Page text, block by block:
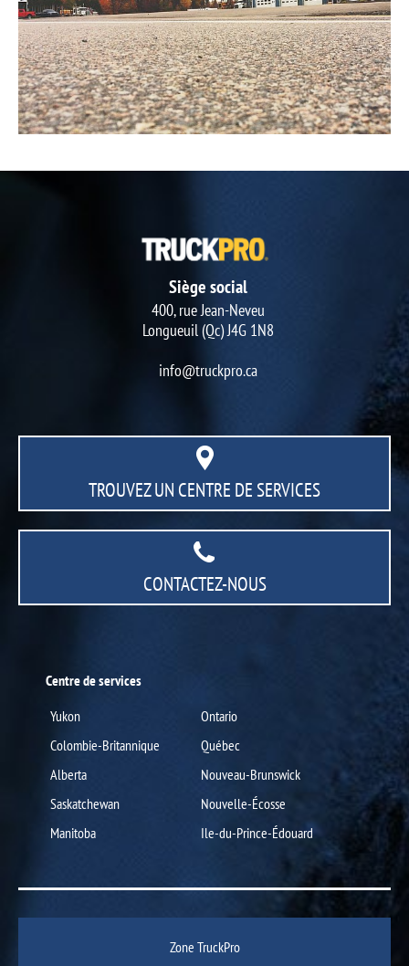
Siège social
400, rue Jean-Neveu
Longueuil (Qc) J4G 1N8
info@truckpro.ca
TROUVEZ UN CENTRE DE SERVICES
CONTACTEZ-NOUS
Centre de services
Yukon
Colombie-Britannique
Alberta
Saskatchewan
Manitoba
Ontario
Québec
Nouveau-Brunswick
Nouvelle-Écosse
Ile-du-Prince-Édouard
Zone TruckPro